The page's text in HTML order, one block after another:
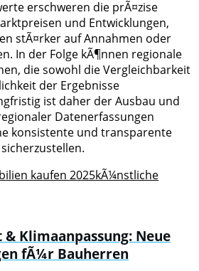
erschweren die prÃ¤zise
und Entwicklungen,
stÃ¤rker auf Annahmen oder
In der Folge kÃ¶nnen regionale
die sowohl die Vergleichbarkeit
der Ergebnisse
ist daher der Ausbau und
Datenerfassungen
konsistente und transparente
kaufen 2025kÃ¼nstliche
Klimaanpassung: Neue
fÃ¼r Bauherren